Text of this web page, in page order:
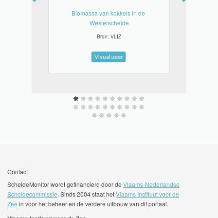
Biomassa van kokkels in de
Westerschelde
Bron: VLIZ
Visualizeer
Contact
ScheldeMonitor wordt gefinancierd door de Vlaams-Nederlandse
Scheldecommissie. Sinds 2004 staat hetVlaams Instituut voor de
Zee in voor het beheer en de verdere uitbouw van dit portaal.